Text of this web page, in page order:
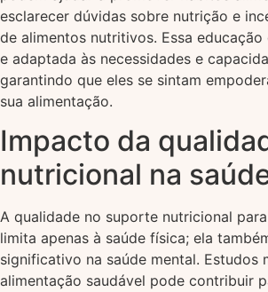
esclarecer dúvidas sobre nutrição e
de alimentos nutritivos. Essa
e adaptada às necessidades e
garantindo que eles se sintam
sua alimentação.
Impacto da
nutricional na
A qualidade no suporte nutricional
limita apenas à saúde física; ela
significativo na saúde mental. Estudos
alimentação saudável pode contribuir